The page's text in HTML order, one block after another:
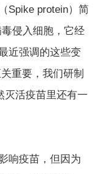
Spike protein）简
侵入细胞，它经
近强调的这些变
重要，我们研制
灭活疫苗里还有一
响疫苗，但因为